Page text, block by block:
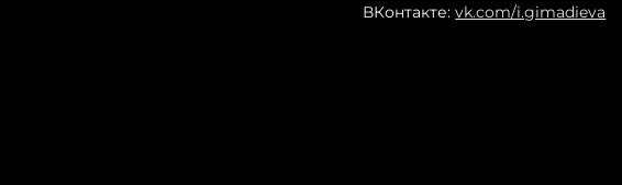
ВКонтакте:vk.com/i.gimadieva